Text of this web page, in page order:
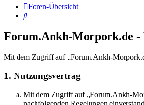
Foren-Übersicht
Suche
Forum.Ankh-Morpork.de -
Mit dem Zugriff auf „Forum.Ankh-
1. Nutzungsvertrag
Mit dem Zugriff auf „Forum.Ankh-
nachfolgenden Regelungen